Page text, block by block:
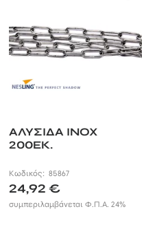
ΑΛΥΣΙΔΑ INOX
200ΕΚ.
Κωδικός:85867
24,92€
συμπεριλαμβάνεται Φ.Π.Α. 24%